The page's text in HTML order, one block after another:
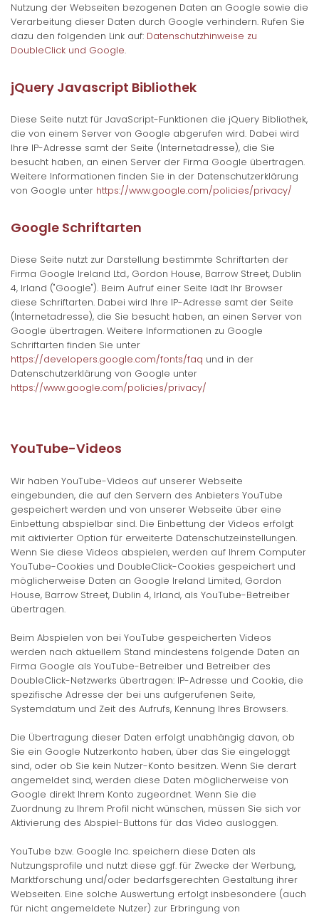
Nutzung der Webseiten bezogenen Daten an Google sowie die
Verarbeitung dieser Daten durch Google verhindern. Rufen Sie
dazu den folgenden Link auf: Datenschutzhinweise zu
DoubleClick und Google.
jQuery Javascript Bibliothek
Diese Seite nutzt für JavaScript-Funktionen die jQuery Bibliothek,
die von einem Server von Google abgerufen wird. Dabei wird
Ihre IP-Adresse samt der Seite (Internetadresse), die Sie
besucht haben, an einen Server der Firma Google übertragen.
Weitere Informationen finden Sie in der Datenschutzerklärung
von Google unter https://www.google.com/policies/privacy/
Google Schriftarten
Diese Seite nutzt zur Darstellung bestimmte Schriftarten der
Firma Google Ireland Ltd., Gordon House, Barrow Street, Dublin
4, Irland ("Google"). Beim Aufruf einer Seite lädt Ihr Browser
diese Schriftarten. Dabei wird Ihre IP-Adresse samt der Seite
(Internetadresse), die Sie besucht haben, an einen Server von
Google übertragen. Weitere Informationen zu Google
Schriftarten finden Sie unter
https://developers.google.com/fonts/faq und in der
Datenschutzerklärung von Google unter
https://www.google.com/policies/privacy/
YouTube-Videos
Wir haben YouTube-Videos auf unserer Webseite
eingebunden, die auf den Servern des Anbieters YouTube
gespeichert werden und von unserer Webseite über eine
Einbettung abspielbar sind. Die Einbettung der Videos erfolgt
mit aktivierter Option für erweiterte Datenschutzeinstellungen.
Wenn Sie diese Videos abspielen, werden auf Ihrem Computer
YouTube-Cookies und DoubleClick-Cookies gespeichert und
möglicherweise Daten an Google Ireland Limited, Gordon
House, Barrow Street, Dublin 4, Irland, als YouTube-Betreiber
übertragen.
Beim Abspielen von bei YouTube gespeicherten Videos
werden nach aktuellem Stand mindestens folgende Daten an
Firma Google als YouTube-Betreiber und Betreiber des
DoubleClick-Netzwerks übertragen: IP-Adresse und Cookie, die
spezifische Adresse der bei uns aufgerufenen Seite,
Systemdatum und Zeit des Aufrufs, Kennung Ihres Browsers.
Die Übertragung dieser Daten erfolgt unabhängig davon, ob
Sie ein Google Nutzerkonto haben, über das Sie eingeloggt
sind, oder ob Sie kein Nutzer-Konto besitzen. Wenn Sie derart
angemeldet sind, werden diese Daten möglicherweise von
Google direkt Ihrem Konto zugeordnet. Wenn Sie die
Zuordnung zu Ihrem Profil nicht wünschen, müssen Sie sich vor
Aktivierung des Abspiel-Buttons für das Video ausloggen.
YouTube bzw. Google Inc. speichern diese Daten als
Nutzungsprofile und nutzt diese ggf. für Zwecke der Werbung,
Marktforschung und/oder bedarfsgerechten Gestaltung ihrer
Webseiten. Eine solche Auswertung erfolgt insbesondere (auch
für nicht angemeldete Nutzer) zur Erbringung von